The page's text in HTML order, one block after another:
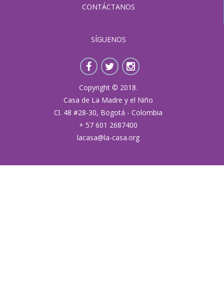
CONTÁCTANOS
SÍGUENOS
Copyright © 2018.
Casa de La Madre y el Niño
Cl. 48 #28-30, Bogotá - Colombia
+ 57 601 2687400
lacasa@la-casa.org